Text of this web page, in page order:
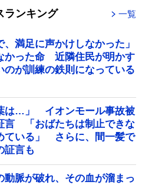
ランキング 一覧
、満足に声かけしなかった」
かった命 近隣住民が明かす
のが訓練の鉄則になっている
は…」 イオンモール事故被
言 「おばたちは制止できな
ている」 さらに、間一髪で
証言も
動脈が破れ、その血が溜まっ